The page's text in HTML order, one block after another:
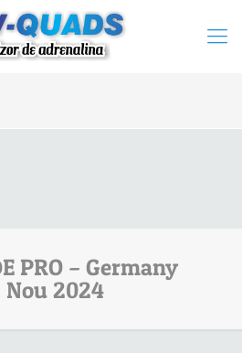
PRO – Germany
Nou 2024